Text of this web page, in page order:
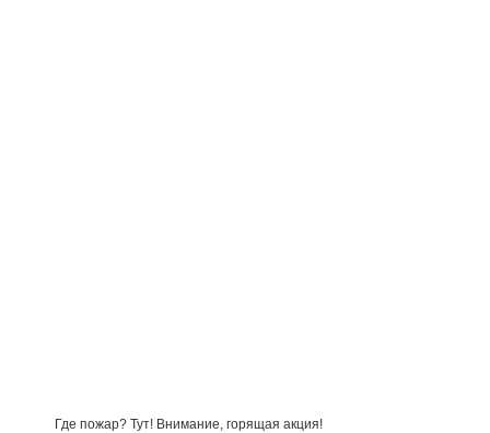
Где пожар? Тут! Внимание, горящая акция!